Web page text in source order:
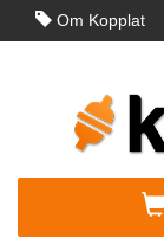
Om Kopplat